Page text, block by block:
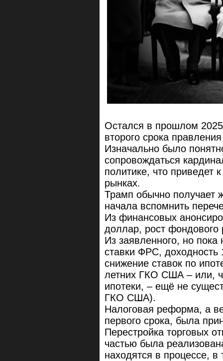
Остался в прошлом 2025
второго срока
Изначально было
сопровождаться
политике, что приведет
рынках.
Трамп обычно получает
начала вспомнить
Из финансовых
доллар, рост
Из заявленного, но
ставки ФРС,
снижение ставок по
летних ГКО США – или,
ипотеки, – ещё не
ГКО США).
Налоговая реформа, а
первого срока, была
Перестройка торговых
частью была
находятся в процессе,